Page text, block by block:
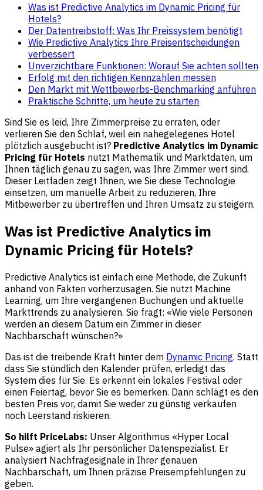
Was ist Predictive Analytics im Dynamic Pricing für
Hotels?
Der Datentreibstoff: Was Ihr Preissystem benötigt
Wie Predictive Analytics Ihre Preisentscheidungen
verbessert
Unverzichtbare Funktionen: Worauf Sie achten sollten
Erfolg mit den richtigen Kennzahlen messen
Den Markt mit Wettbewerbs-Benchmarking anführen
Praktische Schritte, um heute zu starten
Sind Sie es leid, Ihre Zimmerpreise zu erraten, oder
verlieren Sie den Schlaf, weil ein nahegelegenes Hotel
plötzlich ausgebucht ist? Predictive Analytics im Dynamic
Pricing für Hotels nutzt Mathematik und Marktdaten, um
Ihnen täglich genau zu sagen, was Ihre Zimmer wert sind.
Dieser Leitfaden zeigt Ihnen, wie Sie diese Technologie
einsetzen, um manuelle Arbeit zu reduzieren, Ihre
Mitbewerber zu übertreffen und Ihren Umsatz zu steigern.
Was ist Predictive Analytics im
Dynamic Pricing für Hotels?
Predictive Analytics ist einfach eine Methode, die Zukunft
anhand von Fakten vorherzusagen. Sie nutzt Machine
Learning, um Ihre vergangenen Buchungen und aktuelle
Markttrends zu analysieren. Sie fragt: «Wie viele Personen
werden an diesem Datum ein Zimmer in dieser
Nachbarschaft wünschen?»
Das ist die treibende Kraft hinter dem Dynamic Pricing. Statt
dass Sie stündlich den Kalender prüfen, erledigt das
System dies für Sie. Es erkennt ein lokales Festival oder
einen Feiertag, bevor Sie es bemerken. Dann schlägt es den
besten Preis vor, damit Sie weder zu günstig verkaufen
noch Leerstand riskieren.
So hilft PriceLabs: Unser Algorithmus «Hyper Local
Pulse» agiert als Ihr persönlicher Datenspezialist. Er
analysiert Nachfragesignale in Ihrer genauen
Nachbarschaft, um Ihnen präzise Preisempfehlungen zu
geben.